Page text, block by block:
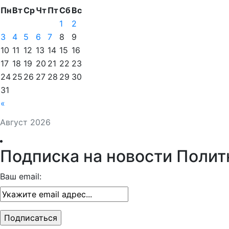
Август 2026
ПнВтСрЧтПтСбВс
«
1
2
3
4 5 6 7 8
9
10 11 12 13 14 15 16
17 18 19 20 21 22 23
24 25 26 27 28 29 30
31
Подписка на новости
Ваш email: